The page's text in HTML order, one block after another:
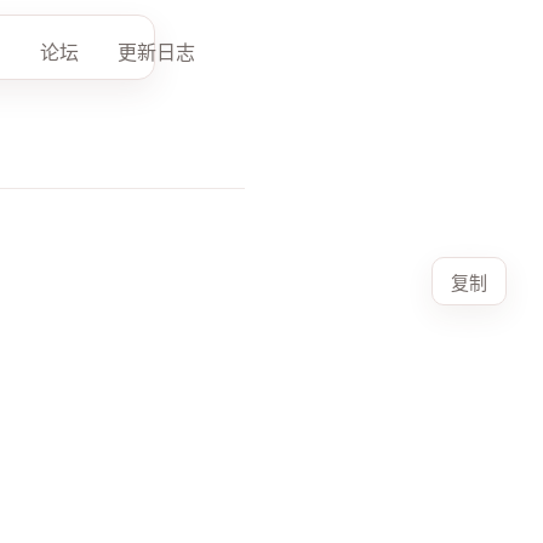
论坛 更新日志
复制